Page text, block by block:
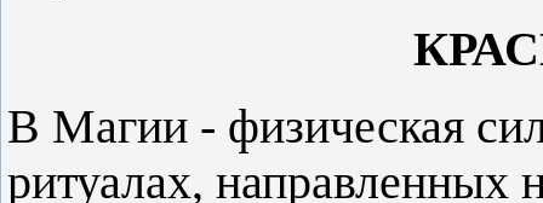
В Магии - физическая
ритуалах, направленных